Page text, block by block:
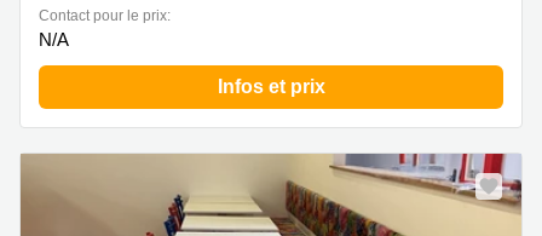
Contact pour le prix:
N/A
Infos et prix